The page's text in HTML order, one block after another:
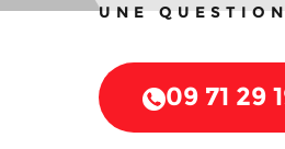
UNE
09 71 29